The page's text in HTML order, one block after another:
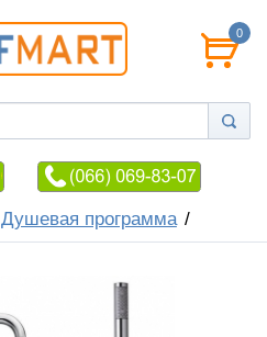
0
Душевая программа